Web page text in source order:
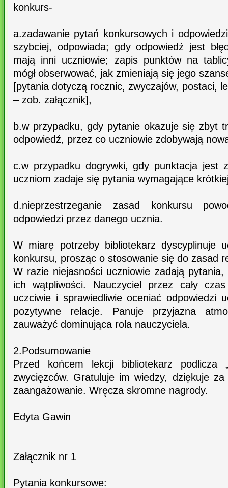
konkurs-
a.zadawanie pytań konkursowych i
szybciej, odpowiada; gdy odpowiedź jest
mają inni uczniowie; zapis punktów na
mógł obserwować, jak zmieniają się jego
[pytania dotyczą rocznic, zwyczajów, postaci,
– zob. załącznik],
b.w przypadku, gdy pytanie okazuje się zbyt
odpowiedź, przez co uczniowie zdobywają
c.w przypadku dogrywki, gdy punktacja jest
uczniom zadaje się pytania wymagające
d.nieprzestrzeganie zasad konkursu
odpowiedzi przez danego ucznia.
W miarę potrzeby bibliotekarz dyscyplinuje
konkursu, prosząc o stosowanie się do zasad
W razie niejasności uczniowie zadają
ich wątpliwości. Nauczyciel przez cały
uczciwie i sprawiedliwie oceniać odpowiedzi
pozytywne relacje. Panuje przyjazna
zauważyć dominująca rola nauczyciela.
2.Podsumowanie
Przed końcem lekcji bibliotekarz podlicza
zwycięzców. Gratuluje im wiedzy, dziękuje
zaangażowanie. Wręcza skromne nagrody.
Edyta Gawin
Załącznik nr 1
Pytania konkursowe: